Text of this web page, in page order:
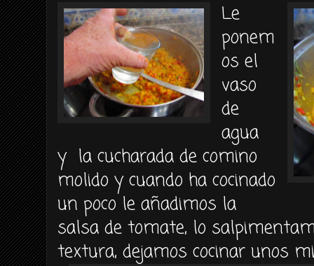
Le
ponem
os el
vaso
de
agua
y la cucharada de comino
molido y cuando ha cocinado
un poco le añadimos la
salsa de tomate, lo
textura, dejamos cocinar unos